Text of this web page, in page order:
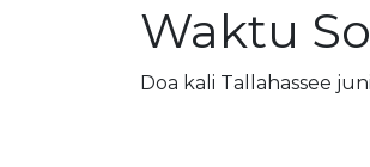
Waktu
Doa kali Tallahassee